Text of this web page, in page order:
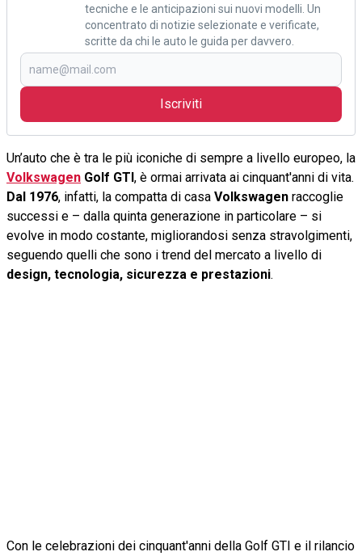
tecniche e le anticipazioni sui nuovi modelli. Un
concentrato di notizie selezionate e verificate,
scritte da chi le auto le guida per davvero.
Iscriviti
Un’auto che è tra le più iconiche di sempre a livello europeo, la
Volkswagen Golf GTI, è ormai arrivata ai cinquant'anni di vita.
Dal 1976, infatti, la compatta di casa Volkswagen raccoglie
successi e – dalla quinta generazione in particolare – si
evolve in modo costante, migliorandosi senza stravolgimenti,
seguendo quelli che sono i trend del mercato a livello di
design, tecnologia, sicurezza e prestazioni.
Con le celebrazioni dei cinquant'anni della Golf GTI e il rilancio